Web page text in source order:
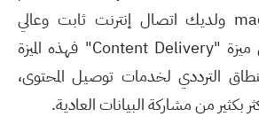
Windows أو macOS ولديك اتصال إنترنت ثابت وعالي
السرعة، فقم بتمكين ميزة "Content Delivery" فهذه الميزة
الترددي لخدمات توصيل المحتوى،
بكثير من مشاركة البيانات العادية.